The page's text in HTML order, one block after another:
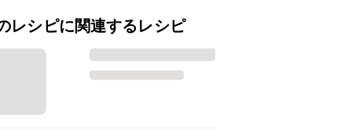
レシピに関連するレシピ